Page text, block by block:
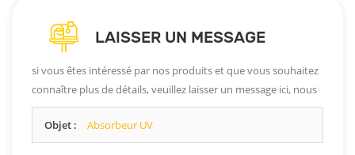
LAISSER UN MESSAGE
si vous êtes intéressé par nos produits et que vous souhaitez
connaître plus de détails, veuillez laisser un message ici, nous
vous répondrons dès que possible.
Objet :
Absorbeur UV